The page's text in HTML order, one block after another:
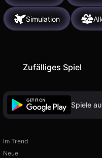
Simulation
Zufälliges Spiel
Spiele
Im Trend
Neue